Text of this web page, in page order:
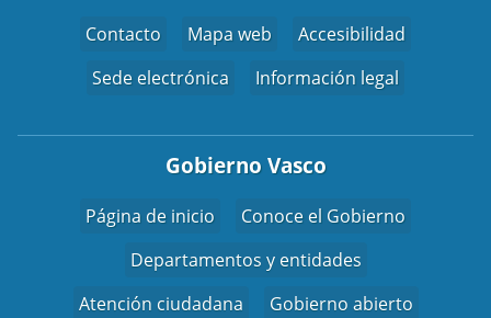
Contacto Mapa web
Accesibilidad
Sede electrónica
Información legal
Gobierno Vasco
Página de inicio
Conoce el Gobierno
Departamentos y entidades
Atención ciudadana
Gobierno abierto